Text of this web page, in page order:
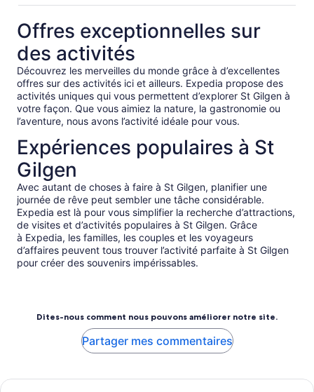
Offres exceptionnelles sur
des activités
Découvrez les merveilles du monde grâce à d’excellentes
offres sur des activités ici et ailleurs. Expedia propose des
activités uniques qui vous permettent d’explorer St Gilgen à
votre façon. Que vous aimiez la nature, la gastronomie ou
l’aventure, nous avons l’activité idéale pour vous.
Expériences populaires à St
Gilgen
Avec autant de choses à faire à St Gilgen, planifier une
journée de rêve peut sembler une tâche considérable.
Expedia est là pour vous simplifier la recherche d’attractions,
de visites et d’activités populaires à St Gilgen. Grâce
à Expedia, les familles, les couples et les voyageurs
d’affaires peuvent tous trouver l’activité parfaite à St Gilgen
pour créer des souvenirs impérissables.
Dites-nous comment nous pouvons améliorer notre site.
Partager mes commentaires